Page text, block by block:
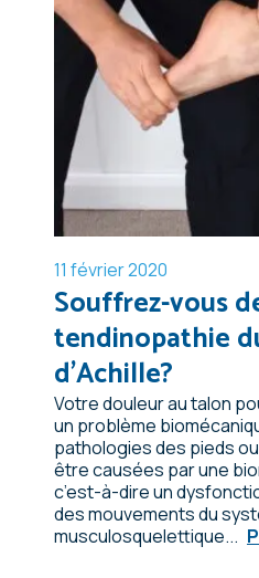
11 février 2020
Souffrez-vous
tendinopathie
d’Achille?
Votre douleur au talon
un problème
pathologies des pieds
être causées par une
c’est-à-dire un
des mouvements du
musculosquelettique...